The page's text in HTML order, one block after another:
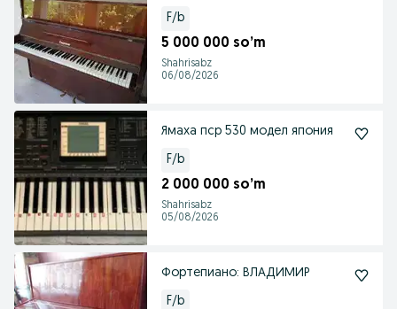
F/b
5 000 000 so’m
Shahrisabz
06/08/2026
Ямаха пср 530 модел япония
F/b
2 000 000 so’m
Shahrisabz
05/08/2026
Фортепиано: ВЛАДИМИР
F/b